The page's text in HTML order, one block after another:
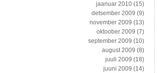
jaanuar 2010 (15)
detsember 2009 (9)
november 2009 (13)
oktoober 2009 (7)
september 2009 (10)
august 2009 (8)
juuli 2009 (18)
juuni 2009 (14)